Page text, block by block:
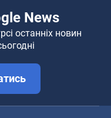
News
останніх новин